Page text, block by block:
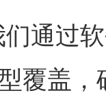
通过软
覆盖